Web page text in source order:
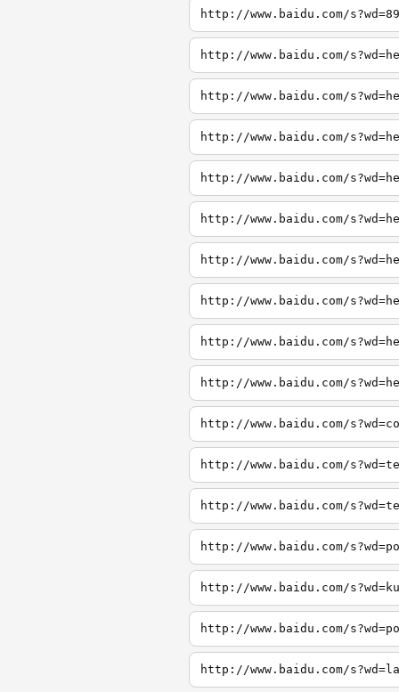
http://www.baidu.com/
http://www.baidu.com/
http://www.baidu.com/
http://www.baidu.com/
http://www.baidu.com/
http://www.baidu.com/
http://www.baidu.com/
http://www.baidu.com/
http://www.baidu.com/
http://www.baidu.com/
http://www.baidu.com/
http://www.baidu.com/
http://www.baidu.com/
http://www.baidu.com/
http://www.baidu.com/
http://www.baidu.com/
http://www.baidu.com/